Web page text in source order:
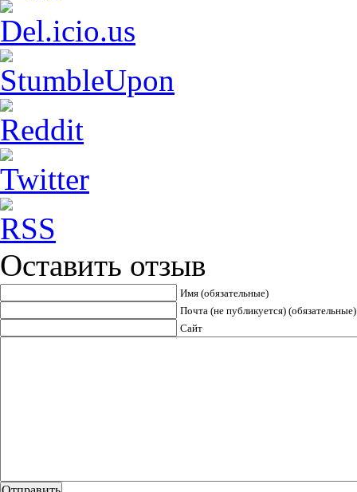
Оставить отзыв
Имя (обязательные)
Почта (не публикуется) (обязательные)
Сайт